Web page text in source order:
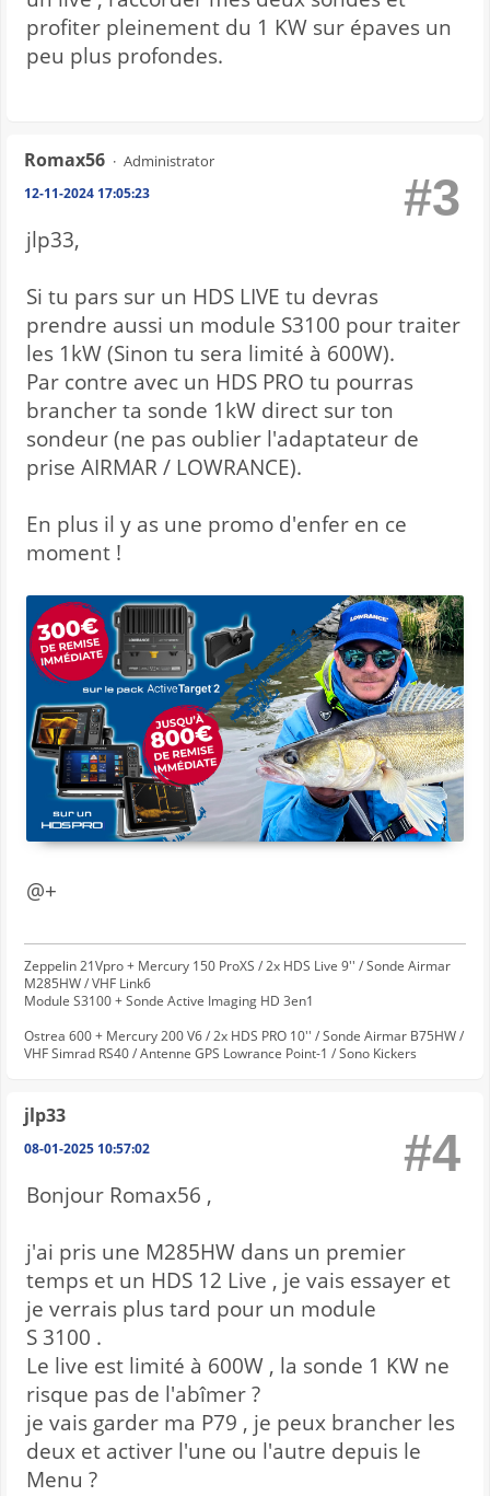
profiter pleinement du 1 KW sur épaves un
peu plus profondes.
Romax56 Administrator
12-11-2024 17:05:23 #3
jlp33,
Si tu pars sur un HDS LIVE tu devras
prendre aussi un module S3100 pour traiter
les 1kW (Sinon tu sera limité à 600W).
Par contre avec un HDS PRO tu pourras
brancher ta sonde 1kW direct sur ton
sondeur (ne pas oublier l'adaptateur de
prise AIRMAR / LOWRANCE).
En plus il y as une promo d'enfer en ce
moment !
@+
Zeppelin 21Vpro + Mercury 150 ProXS / 2x HDS Live 9'' / Sonde Airmar
M285HW / VHF Link6
Module S3100 + Sonde Active Imaging HD 3en1
Ostrea 600 + Mercury 200 V6 / 2x HDS PRO 10'' / Sonde Airmar B75HW /
VHF Simrad RS40 / Antenne GPS Lowrance Point-1 / Sono Kickers
jlp33
08-01-2025 10:57:02 #4
Bonjour Romax56 ,
j'ai pris une M285HW dans un premier
temps et un HDS 12 Live , je vais essayer et
je verrais plus tard pour un module
S 3100 .
Le live est limité à 600W , la sonde 1 KW ne
risque pas de l'abîmer ?
je vais garder ma P79 , je peux brancher les
deux et activer l'une ou l'autre depuis le
Menu ?